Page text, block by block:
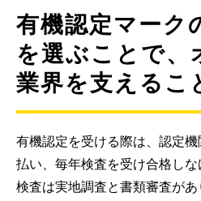
有機認定マーク
を選ぶことで、
業界を支えるこ
有機認定を受ける際は、認定
払い、毎年検査を受け合格しな
検査は実地調査と書類審査が